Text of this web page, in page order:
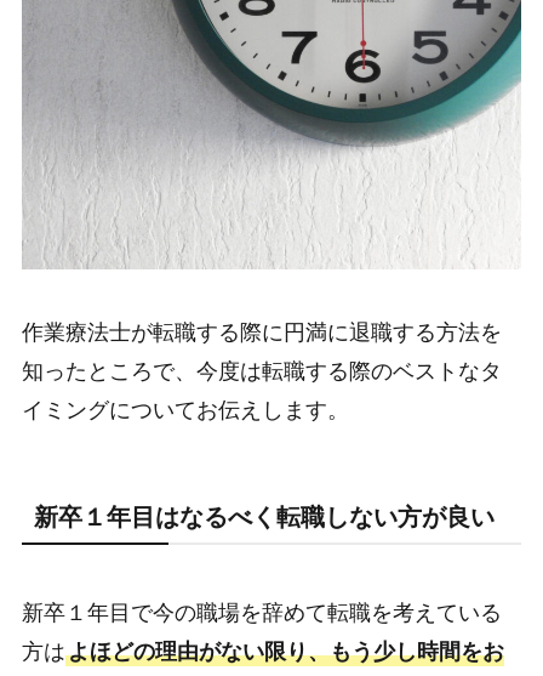
作業療法士が転職する際に円満に退職する方法を
知ったところで、今度は転職する際のベストなタ
イミングについてお伝えします。
新卒１年目はなるべく転職しない方が良い
新卒１年目で今の職場を辞めて転職を考えている
方はよほどの理由がない限り、もう少し時間をお